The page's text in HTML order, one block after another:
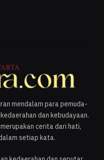
mendalam para pemuda-
dan kebudayaan.
cerita dari hati,
setiap kata.